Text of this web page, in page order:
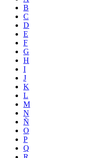
B
C
D
E
F
G
H
I
J
K
L
M
N
Ñ
O
P
Q